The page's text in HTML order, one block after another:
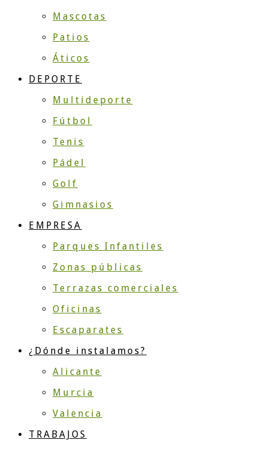
Mascotas
Patios
Áticos
DEPORTE
Multideporte
Fútbol
Tenis
Pádel
Golf
Gimnasios
EMPRESA
Parques Infantiles
Zonas públicas
Terrazas comerciales
Oficinas
Escaparates
¿Dónde instalamos?
Alicante
Murcia
Valencia
TRABAJOS